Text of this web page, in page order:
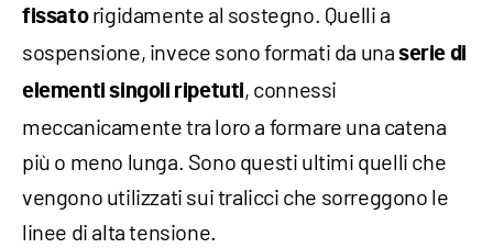
fissatorigidamente al sostegno. Quelli a
sospensione, invece sono formati da unaserie di
elementi singoli ripetuti, connessi
meccanicamente tra loro a formare una catena
più o meno lunga. Sono questi ultimi quelli che
vengono utilizzati sui tralicci che sorreggono le
linee di alta tensione.